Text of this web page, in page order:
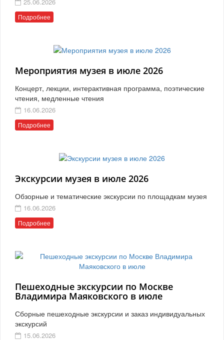
Подробнее
Мероприятия музея в июле 2026
Концерт, лекции, интерактивная программа, поэтические
чтения, медленные чтения
16.06.2026
Подробнее
Экскурсии музея в июле 2026
Обзорные и тематические экскурсии по площадкам музея
16.06.2026
Подробнее
Пешеходные экскурсии по Москве
Владимира Маяковского в июле
Сборные пешеходные экскурсии и заказ индивидуальных
экскурсий
15.06.2026